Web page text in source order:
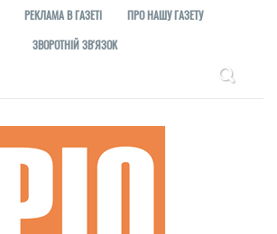
РЕКЛАМА В ГАЗЕТІ
ПРО НАШУ ГАЗЕТУ
ЗВОРОТНІЙ ЗВ'ЯЗОК